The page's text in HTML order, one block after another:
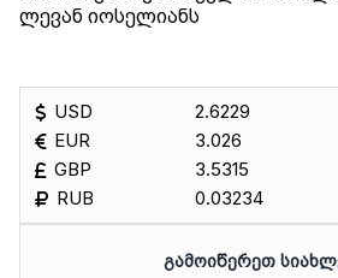
ლევან იოსელიანს
USD
EUR
GBP
RUB
2.6229
3.026
3.5315
0.03234
ᲒᲐᲛᲝᲘᲬᲔᲠᲔᲗ